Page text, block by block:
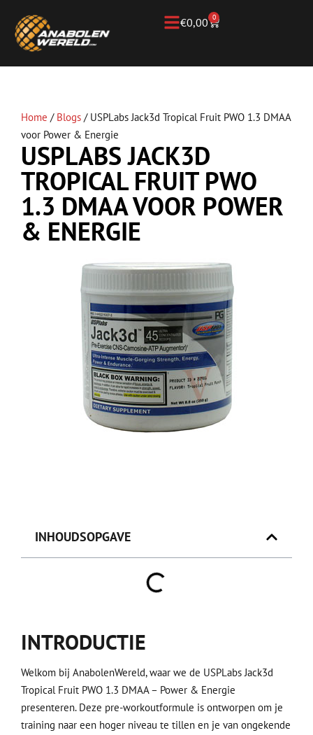
€0,00 0
Home / Blogs / USPLabs Jack3d Tropical Fruit PWO 1.3 DMAA
voor Power & Energie
USPLABS JACK3D
TROPICAL FRUIT PWO
1.3 DMAA VOOR POWER
& ENERGIE
INHOUDSOPGAVE
INTRODUCTIE
Welkom bij AnabolenWereld, waar we de USPLabs Jack3d
Tropical Fruit PWO 1.3 DMAA – Power & Energie
presenteren. Deze pre-workoutformule is ontworpen om je
training naar een hoger niveau te tillen en je van ongekende